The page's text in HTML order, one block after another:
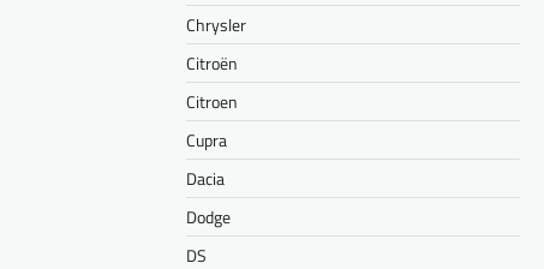
Chrysler
Citroën
Citroen
Cupra
Dacia
Dodge
DS